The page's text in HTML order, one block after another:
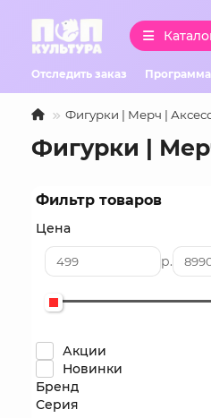
Отследить заказ
Фигурки | Мерч |
Фигурки |
Фильтр товаров
Цена
р.
Акции
Новинки
Бренд
Серия